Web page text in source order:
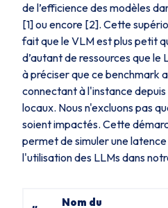
de l’efficience des modèles
[1] ou encore [2]. Cette
fait que le VLM est plus petit
d’autant de ressources que le
à préciser que ce benchmark
connectant à l'instance
locaux. Nous n'excluons pas
soient impactés. Cette
permet de simuler une
l'utilisation des LLMs dans
Nom du